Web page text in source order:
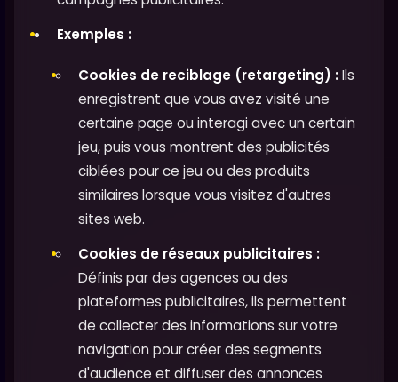
Exemples :
Cookies de reciblage (retargeting) :Ils
enregistrent que vous avez visité une
certaine page ou interagi avec un certain
jeu, puis vous montrent des publicités
ciblées pour ce jeu ou des produits
similaires lorsque vous visitez d'autres
sites web.
Cookies de réseaux publicitaires :
Définis par des agences ou des
plateformes publicitaires, ils permettent
de collecter des informations sur votre
navigation pour créer des segments
d'audience et diffuser des annonces